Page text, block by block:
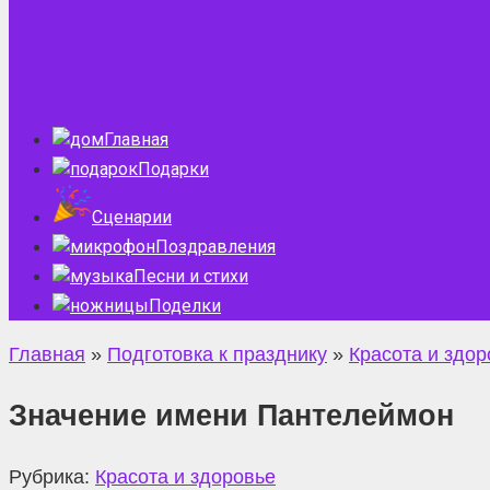
Главная
Подарки
Сценарии
Поздравления
Песни и стихи
Поделки
Главная » Подготовка к празднику » Красота и
Значение имени Пантелеймон
Рубрика: Красота и здоровье